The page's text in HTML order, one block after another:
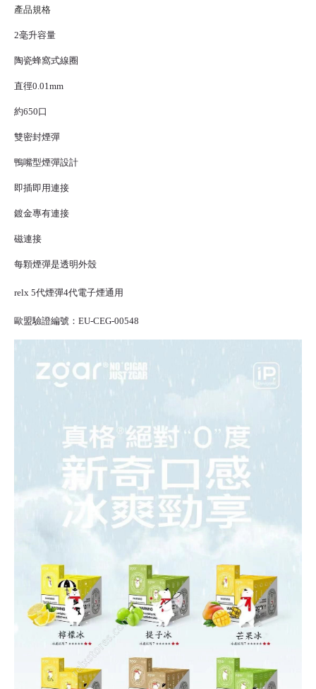
產品規格
2毫升容量
陶瓷蜂窩式線圈
直徑0.01mm
約650口
雙密封煙彈
鴨嘴型煙彈設計
即插即用連接
鍍金專有連接
磁連接
每顆煙彈是透明外殼
relx 5代煙彈4代電子煙通用
歐盟驗證編號：EU-CEG-00548